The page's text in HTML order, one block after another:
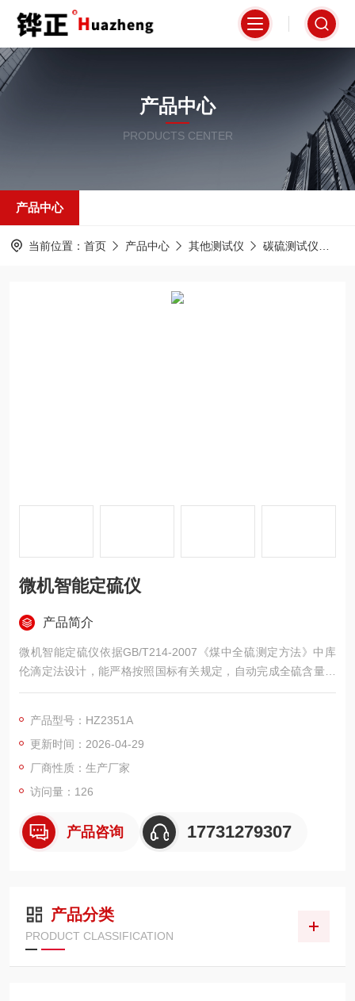
产品中心
PRODUCTS CENTER
产品中心
当前位置： 首页 产品中心 其他测试仪 碳硫测试仪
微机智能定硫仪
产品简介
微机智能定硫仪依据GB/T214-2007《煤中全硫测定方法》中库
伦滴定法设计，能严格按照国标有关规定，自动完成全硫含量的
测定。因此，该产品广泛应用于煤炭检测、砖厂、石料加热、电
产品型号：HZ2351A
更新时间：2026-04-29
厂商性质：生产厂家
访问量：126
产品咨询 17731279307
产品分类
PRODUCT CLASSIFICATION